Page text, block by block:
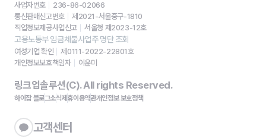
사업자번호
236-86-02066
통신판매신고번호
제2021-서울중구-1810
직업정보제공사업신고
서울청 제2023-12호
고용노동부 임금체불사업주 명단 조회
여성기업 확인
제0111-2022-22801호
개인정보보호책임자
이윤미
링크업솔루션(C). All rights Reserved.
하이잡 블로그소식제휴이용약관개인정보 보호정책
고객센터